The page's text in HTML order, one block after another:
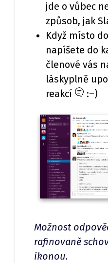
jde o vůbec
způsob, jak
Když místo
napíšete do
členové vás
láskyplně
reakcí
:–)
Možnost
rafinovaně
ikonou.